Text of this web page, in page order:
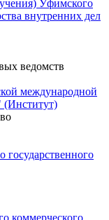
Уфимского
внутренних дел
ведомств
международной
коммерческого